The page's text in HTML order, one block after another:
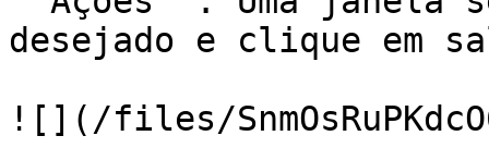
desejado e clique em
![](/files/